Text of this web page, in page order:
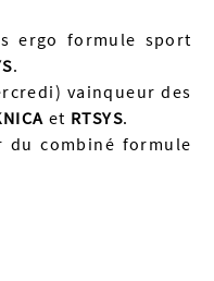
ergo formule sport
.
vainqueur des
et RTSYS.
du combiné formule